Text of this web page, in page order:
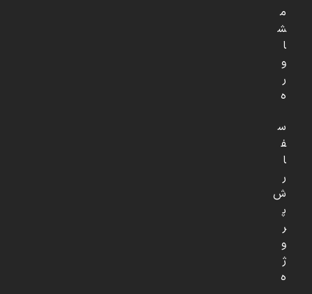
م
ش
ا
و
ر
ه
س
ف
ا
ر
ش
پ
ر
و
ژ
ه